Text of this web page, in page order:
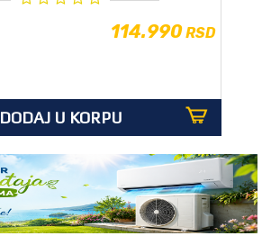
114.990RSD
DODAJ U KORPU